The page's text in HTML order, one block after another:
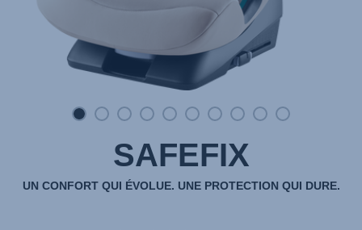
SAFEFIX
UN CONFORT QUI ÉVOLUE. UNE PROTECTION QUI DURE.